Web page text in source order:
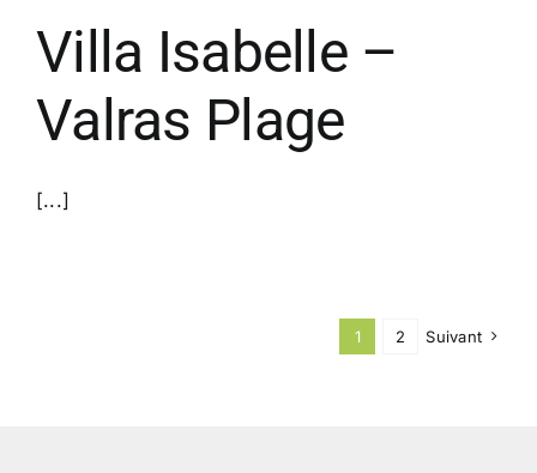
Villa Isabelle –
Valras Plage
[...]
1 2 Suivant